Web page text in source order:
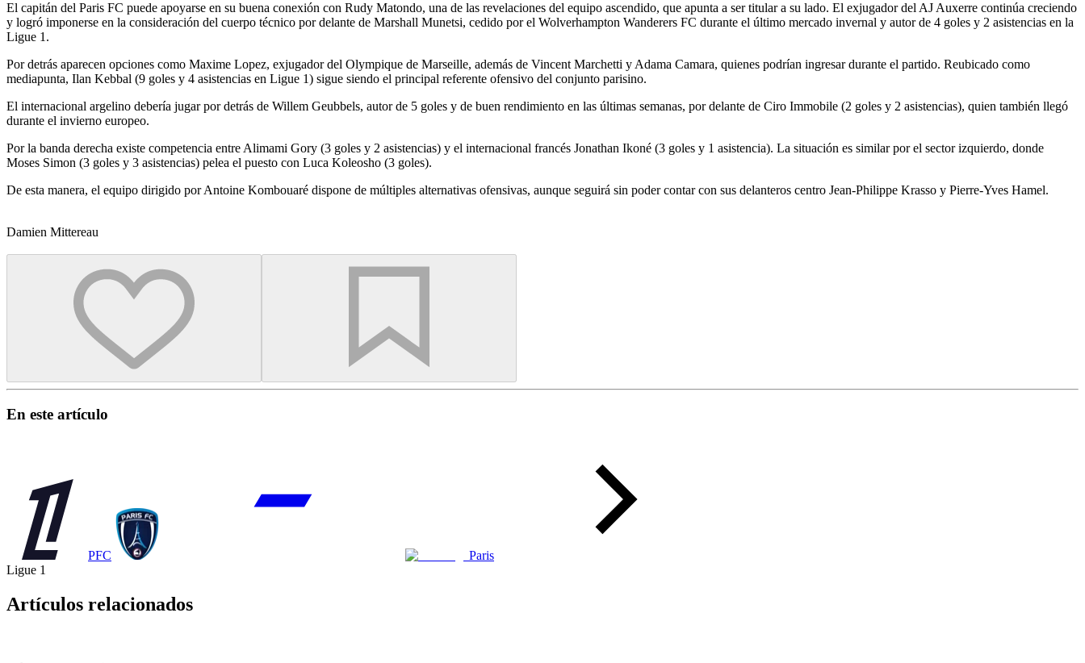
El capitán del Paris FC puede apoyarse en su buena conexión con Rudy Matondo, una de las revelaciones del equipo ascendido, que apunta a ser titular a su lado. El exjugador del AJ Auxerre continúa creciendo
y logró imponerse en la consideración del cuerpo técnico por delante de Marshall Munetsi, cedido por el Wolverhampton Wanderers FC durante el último mercado invernal y autor de 4 goles y 2 asistencias en la
Ligue 1.
Por detrás aparecen opciones como Maxime Lopez, exjugador del Olympique de Marseille, además de Vincent Marchetti y Adama Camara, quienes podrían ingresar durante el partido. Reubicado como
mediapunta, Ilan Kebbal (9 goles y 4 asistencias en Ligue 1) sigue siendo el principal referente ofensivo del conjunto parisino.
El internacional argelino debería jugar por detrás de Willem Geubbels, autor de 5 goles y de buen rendimiento en las últimas semanas, por delante de Ciro Immobile (2 goles y 2 asistencias), quien también llegó
durante el invierno europeo.
Por la banda derecha existe competencia entre Alimami Gory (3 goles y 2 asistencias) y el internacional francés Jonathan Ikoné (3 goles y 1 asistencia). La situación es similar por el sector izquierdo, donde
Moses Simon (3 goles y 3 asistencias) pelea el puesto con Luca Koleosho (3 goles).
De esta manera, el equipo dirigido por Antoine Kombouaré dispone de múltiples alternativas ofensivas, aunque seguirá sin poder contar con sus delanteros centro Jean-Philippe Krasso y Pierre-Yves Hamel.
Damien Mittereau
En este artículo
PFC
Paris
Ligue 1
Artículos relacionados